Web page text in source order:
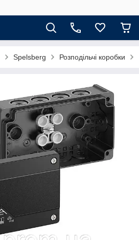
Spelsberg Розподільчі коробки